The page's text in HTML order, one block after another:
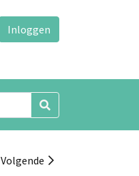
Inloggen
Volgende